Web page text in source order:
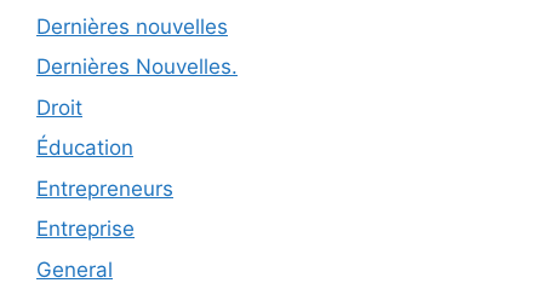
Dernières nouvelles
Dernières Nouvelles.
Droit
Éducation
Entrepreneurs
Entreprise
General